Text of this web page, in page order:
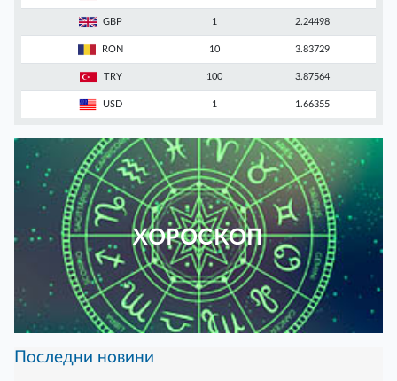
GBP 1 2.24498
RON 10 3.83729
TRY 100 3.87564
USD 1 1.66355
ХОРОСКОП
Последни новини